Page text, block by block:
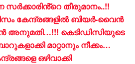
തീരുമാനം..!!
കേന്ദ്രങ്ങളിൽ ബിയർ-വൈൻ
അനുമതി…!!! കെടിഡിസിയുടെ
മാറ്റാനും നീക്കം…
ഒഴിവാക്കി